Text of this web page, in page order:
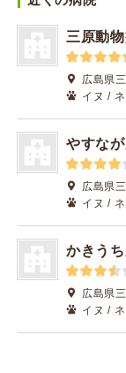
三原動
広島県
イヌ / ネ
やすな
広島県
イヌ / ネ
かきう
広島県
イヌ / ネ